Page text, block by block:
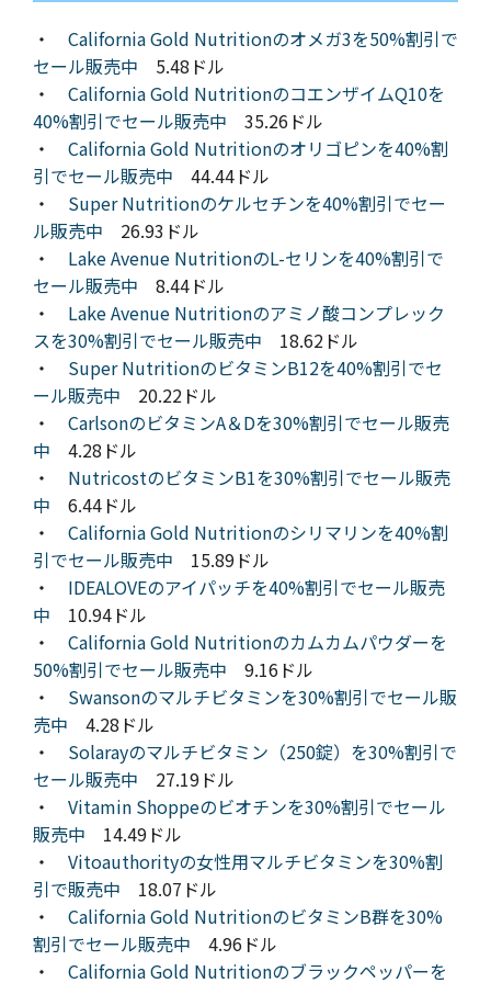
・ California Gold Nutritionのオメガ3を50%割引で
セール販売中 5.48ドル
・ California Gold NutritionのコエンザイムQ10を
40%割引でセール販売中 35.26ドル
・ California Gold Nutritionのオリゴピンを40%割
引でセール販売中 44.44ドル
・ Super Nutritionのケルセチンを40%割引でセー
ル販売中 26.93ドル
・ Lake Avenue NutritionのL-セリンを40%割引で
セール販売中 8.44ドル
・ Lake Avenue Nutritionのアミノ酸コンプレック
スを30%割引でセール販売中 18.62ドル
・ Super NutritionのビタミンB12を40%割引でセ
ール販売中 20.22ドル
・ CarlsonのビタミンA＆Dを30%割引でセール販売
中 4.28ドル
・ NutricostのビタミンB1を30%割引でセール販売
中 6.44ドル
・ California Gold Nutritionのシリマリンを40%割
引でセール販売中 15.89ドル
・ IDEALOVEのアイパッチを40%割引でセール販売
中 10.94ドル
・ California Gold Nutritionのカムカムパウダーを
50%割引でセール販売中 9.16ドル
・ Swansonのマルチビタミンを30%割引でセール販
売中 4.28ドル
・ Solarayのマルチビタミン（250錠）を30%割引で
セール販売中 27.19ドル
・ Vitamin Shoppeのビオチンを30%割引でセール
販売中 14.49ドル
・ Vitoauthorityの女性用マルチビタミンを30%割
引で販売中 18.07ドル
・ California Gold NutritionのビタミンB群を30%
割引でセール販売中 4.96ドル
・ California Gold Nutritionのブラックペッパーを